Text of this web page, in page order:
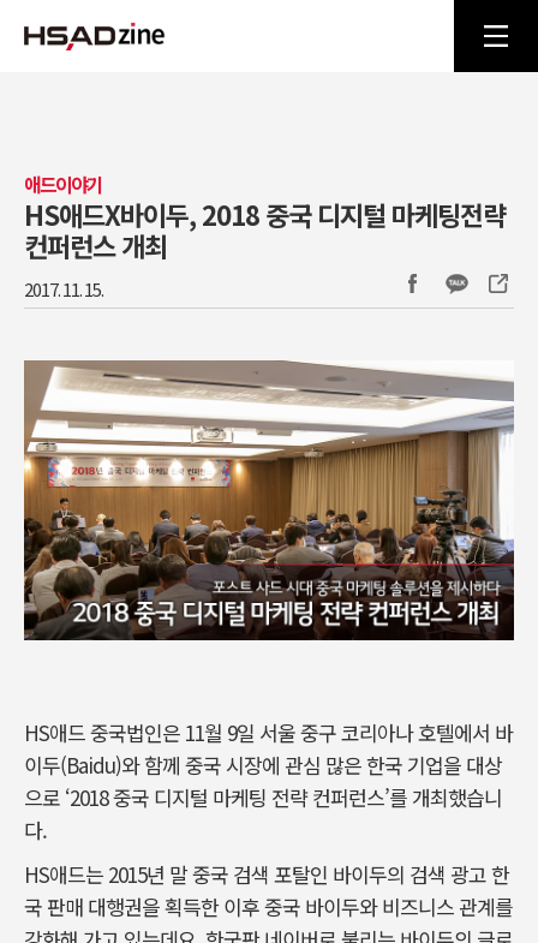
애드이야기
HS애드X바이두, 2018 중국 디지털 마케팅전략
컨퍼런스 개최
2017. 11. 15.
HS애드 중국법인은 11월 9일 서울 중구 코리아나 호텔에서 바
이두(Baidu)와 함께 중국 시장에 관심 많은 한국 기업을 대상
으로 ‘2018 중국 디지털 마케팅 전략 컨퍼런스’를 개최했습니
다.
HS애드는 2015년 말 중국 검색 포탈인 바이두의 검색 광고 한
국 판매 대행권을 획득한 이후 중국 바이두와 비즈니스 관계를